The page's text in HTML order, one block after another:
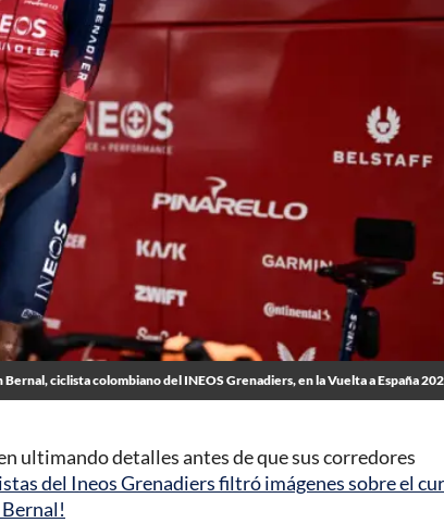
Bernal, ciclista colombiano del INEOS Grenadiers, en la Vuelta a España
ultimando detalles antes de que sus corredores
del Ineos Grenadiers filtró imágenes sobre el